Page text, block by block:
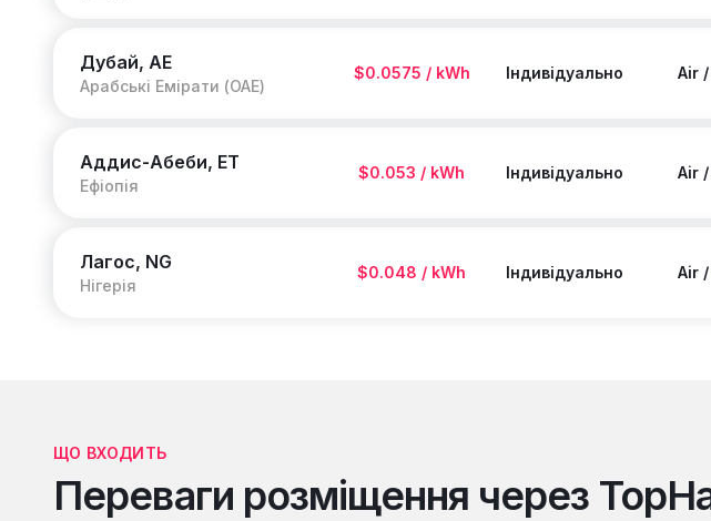
Дубай, AE
Арабські Емірати (ОАЕ)
$0.0575 / kWh Індивідуально Air
Аддис-Абеби, ET
Ефіопія
$0.053 / kWh Індивідуально Air
Лагос, NG
Нігерія
$0.048 / kWh Індивідуально Air
ЩО ВХОДИТЬ
Переваги розміщення через